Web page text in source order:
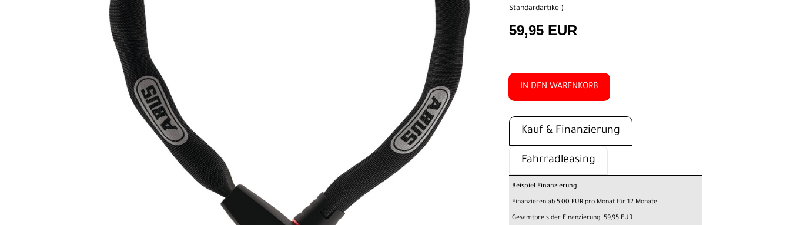
Standardartikel)
59,95 EUR
IN DEN WARENKORB
Kauf & Finanzierung
Fahrradleasing
Beispiel Finanzierung
Finanzieren ab 5,00 EUR pro Monat für 12 Monate
Gesamtpreis der Finanzierung: 59,95 EUR